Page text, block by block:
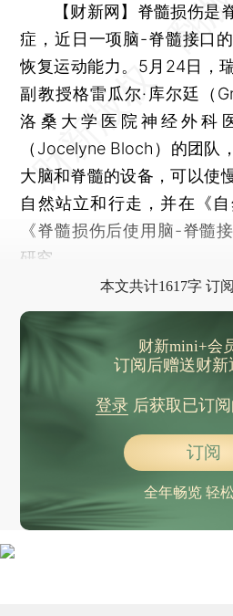
【财新网】 脊髓损伤是
症，近日一项脑-脊髓接口
恢复运动能力。5月24日，
副教授格雷瓜尔·库尔廷（
洛桑大学医院神经外科
（Jocelyne Bloch）的团队
大脑和脊髓的设备，可以使
自然站立和行走，并在《
《脊髓损伤后使用脑-脊髓
研究。
本文共计1617字 订
财新mini+会
订阅后赠送财新
登录后获取已订阅
订阅
全年畅览 轻